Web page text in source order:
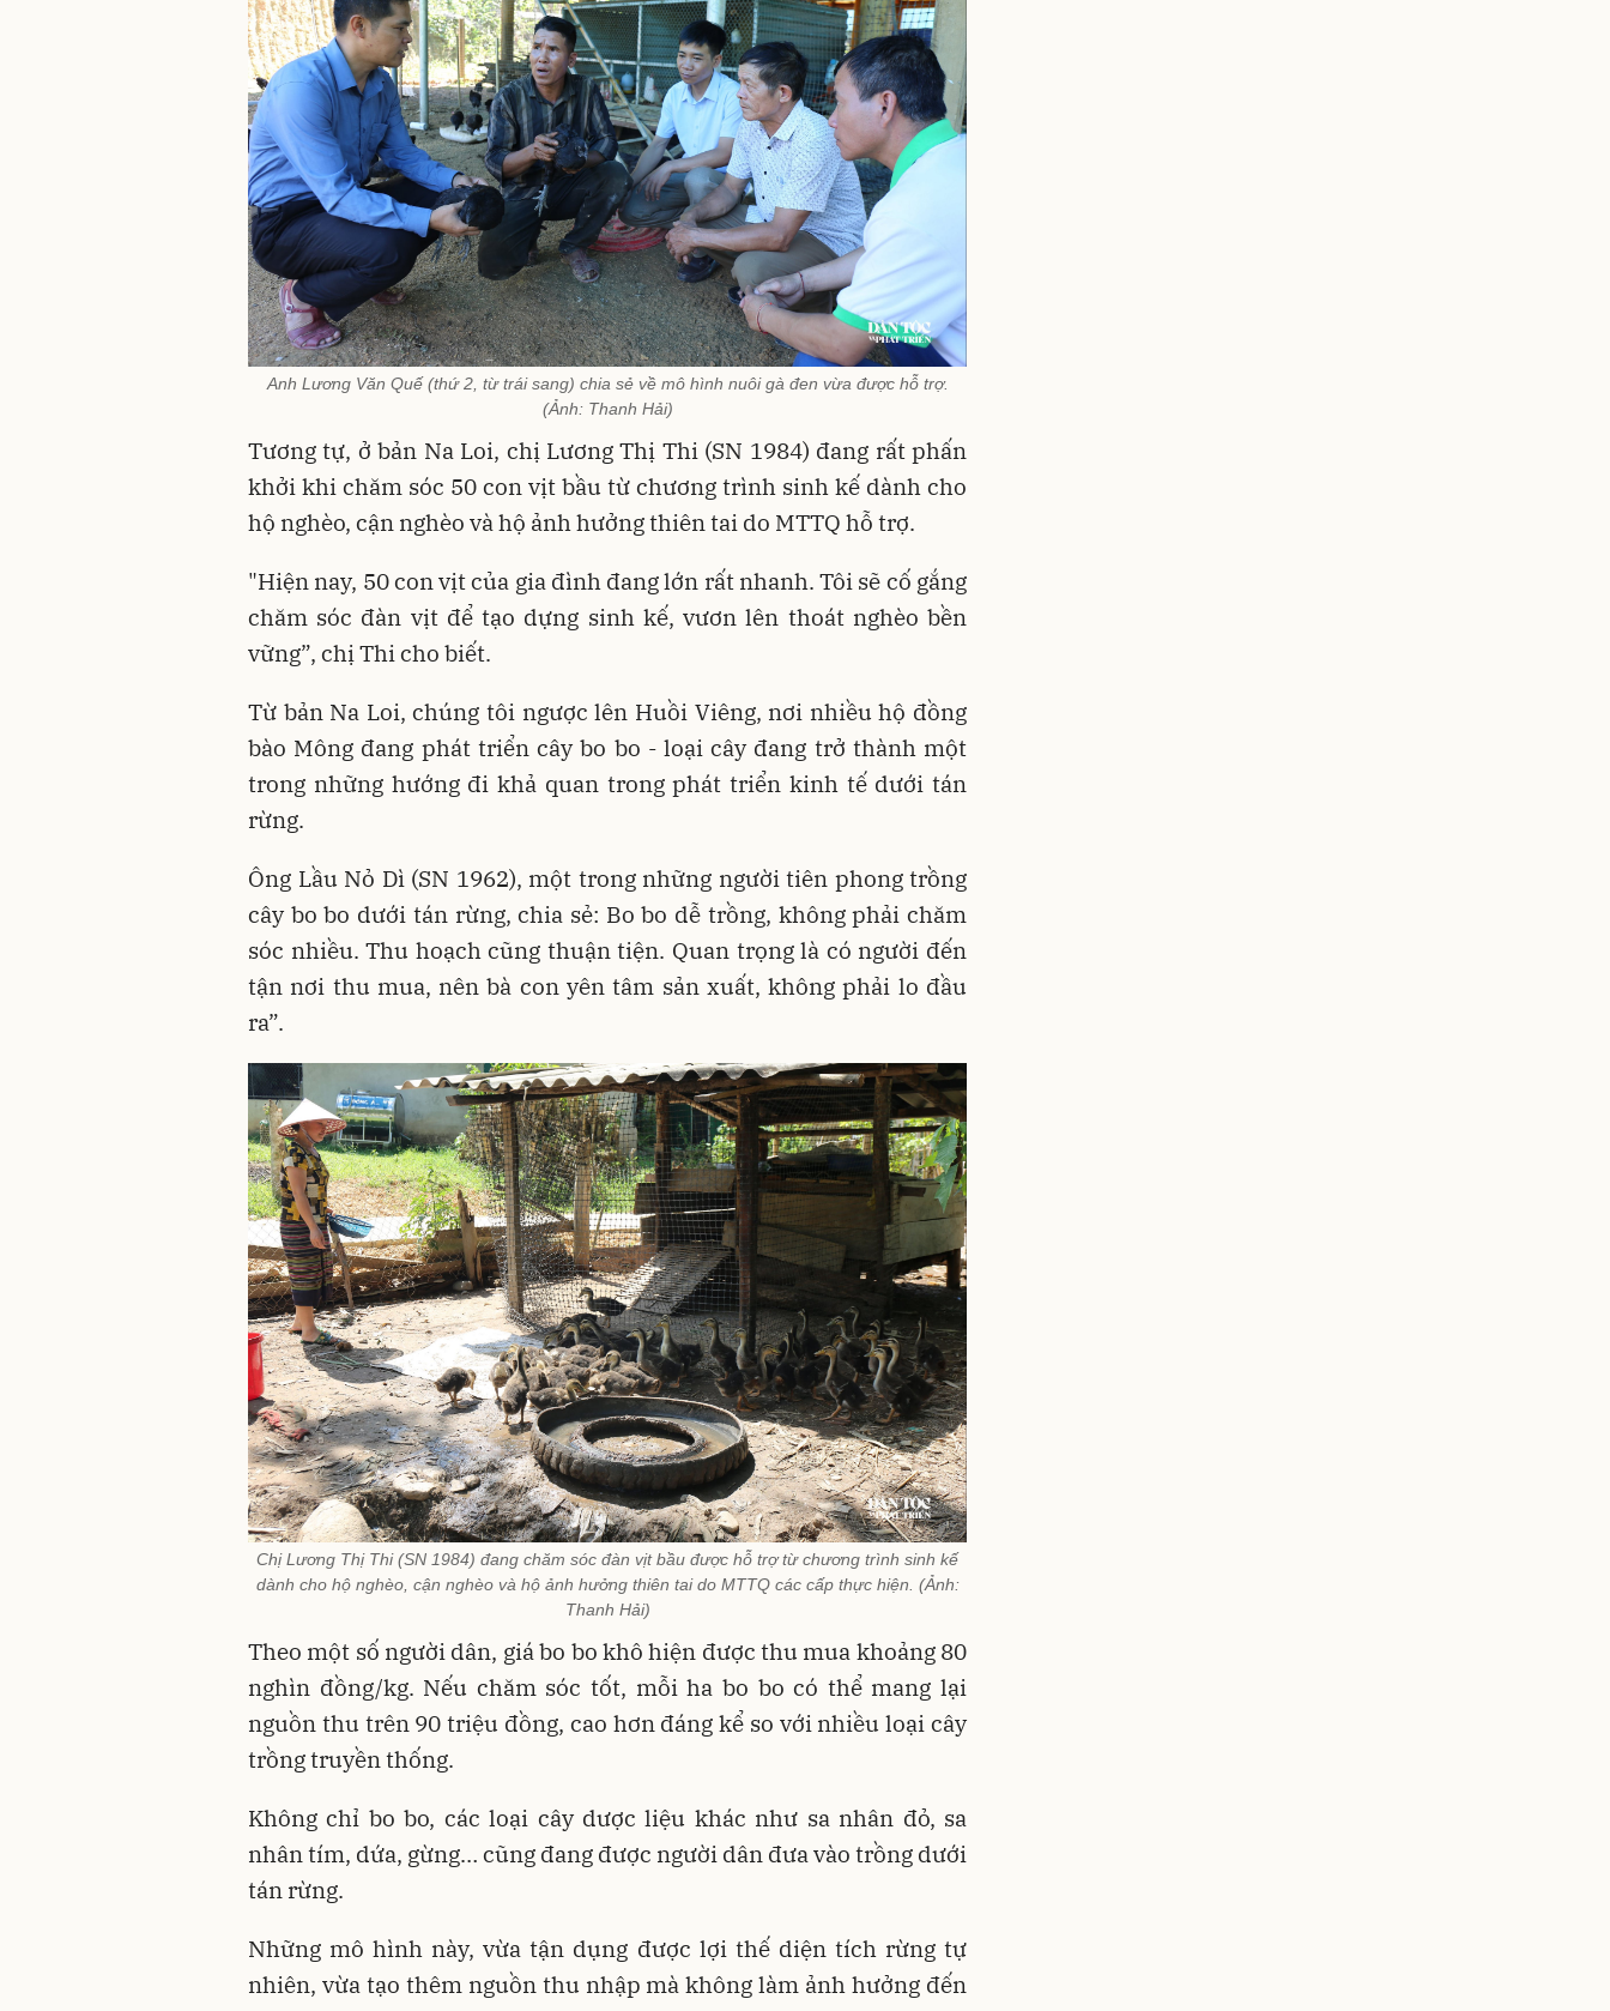
Anh Lương Văn Quế (thứ 2, từ trái sang) chia sẻ về mô hình nuôi gà đen vừa được hỗ trợ.
(Ảnh: Thanh Hải)
Tương tự, ở bản Na Loi, chị Lương Thị Thi (SN 1984) đang rất phấn
khởi khi chăm sóc 50 con vịt bầu từ chương trình sinh kế dành cho
hộ nghèo, cận nghèo và hộ ảnh hưởng thiên tai do MTTQ hỗ trợ.
"Hiện nay, 50 con vịt của gia đình đang lớn rất nhanh. Tôi sẽ cố gắng
chăm sóc đàn vịt để tạo dựng sinh kế, vươn lên thoát nghèo bền
vững”, chị Thi cho biết.
Từ bản Na Loi, chúng tôi ngược lên Huồi Viêng, nơi nhiều hộ đồng
bào Mông đang phát triển cây bo bo - loại cây đang trở thành một
trong những hướng đi khả quan trong phát triển kinh tế dưới tán
rừng.
Ông Lầu Nỏ Dì (SN 1962), một trong những người tiên phong trồng
cây bo bo dưới tán rừng, chia sẻ: Bo bo dễ trồng, không phải chăm
sóc nhiều. Thu hoạch cũng thuận tiện. Quan trọng là có người đến
tận nơi thu mua, nên bà con yên tâm sản xuất, không phải lo đầu
ra”.
Chị Lương Thị Thi (SN 1984) đang chăm sóc đàn vịt bầu được hỗ trợ từ chương trình sinh kế
dành cho hộ nghèo, cận nghèo và hộ ảnh hưởng thiên tai do MTTQ các cấp thực hiện. (Ảnh:
Thanh Hải)
Theo một số người dân, giá bo bo khô hiện được thu mua khoảng 80
nghìn đồng/kg. Nếu chăm sóc tốt, mỗi ha bo bo có thể mang lại
nguồn thu trên 90 triệu đồng, cao hơn đáng kể so với nhiều loại cây
trồng truyền thống.
Không chỉ bo bo, các loại cây dược liệu khác như sa nhân đỏ, sa
nhân tím, dứa, gừng… cũng đang được người dân đưa vào trồng dưới
tán rừng.
Những mô hình này, vừa tận dụng được lợi thế diện tích rừng tự
nhiên, vừa tạo thêm nguồn thu nhập mà không làm ảnh hưởng đến